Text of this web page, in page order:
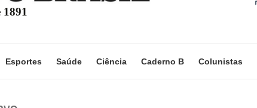
1891
Esportes Saúde Ciência Caderno B Colunistas